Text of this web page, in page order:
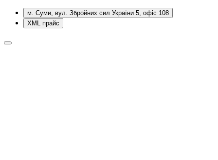
м. Суми, вул. Збройних сил України 5, офіс 108
XML прайс